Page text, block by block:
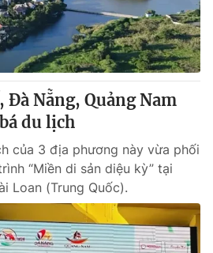
Đà Nẵng, Quảng Nam
du lịch
của 3 địa phương này vừa phối
“Miền di sản diệu kỳ” tại
Loan (Trung Quốc).